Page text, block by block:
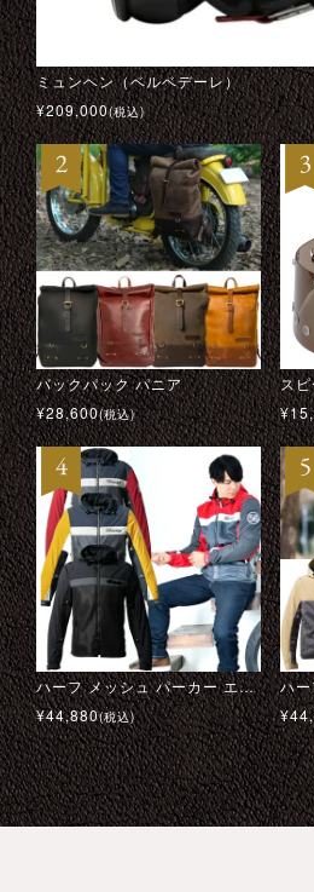
ミュンヘン（ベルベデーレ）
¥209,000(税込)
バックパック パニア
¥28,600(税込)
ス
¥
ハーフ メッシュ パーカー エヴォ 24
¥44,880(税込)
¥
トライアルマスター モーターサイクル
¥129,800(税込)
ミュンヘン（ベルベデーレ）
¥209,000(税込)
¥
テンプル モーターサイクル ジャケット
¥69,300(税込)
¥
キャロル シェルビー “ダラス” ブルゾン
¥99,000(税込)
ストリングバック・ドライビング・グローブ
¥33,000(税込)
ス
¥
アバルト メッシュ ベースボールキャップ
¥6,600(税込)
¥
-273 × アイルトン・セナ ドライビン
¥22,000(税込)
DRIFT PINK RIBBON （PINK RIBBON サポートモデル）
¥49,500(税込)
¥
オールドレースコレクション #03 Tシャツ
¥15,400(税込)
M
¥